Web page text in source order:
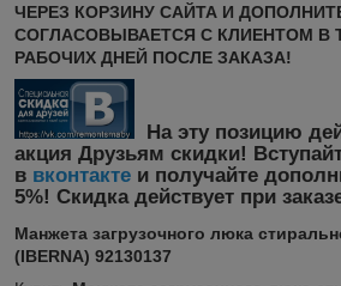
ЧЕРЕЗ КОРЗИНУ САЙТА И
СОГЛАСОВЫВАЕТСЯ С КЛИЕНТОМ В
РАБОЧИХ ДНЕЙ ПОСЛЕ ЗАКАЗА!
На эту позицию
акция Друзьям скидки!
в вконтакте и получайте
5%! Скидка действует при
Манжета загрузочного люка
(IBERNA) 92130137